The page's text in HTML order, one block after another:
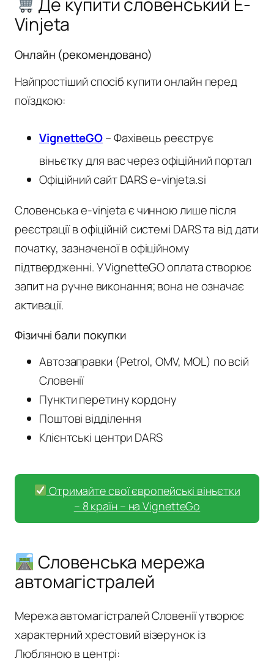
Vinjeta
Онлайн (рекомендовано)
Найпростіший спосіб купити онлайн перед
поїздкою:
VignetteGO– Фахівець реєструє
віньєтку для вас через офіційний портал
Офіційний сайт DARS e-vinjeta.si
Словенська e-vinjeta є чинною лише після
реєстрації в офіційній системі DARS та від дати
початку, зазначеної в офіційному
підтвердженні. У VignetteGO оплата створює
запит на ручне виконання; вона не означає
активації.
Фізичні бали покупки
Автозаправки (Petrol, OMV, MOL) по всій
Словенії
Пункти перетину кордону
Поштові відділення
Клієнтські центри DARS
Отримайте свої європейські віньєтки
– 8 країн – на VignetteGo
Словенська мережа
автомагістралей
Мережа автомагістралей Словенії утворює
характерний хрестовий візерунок із
Любляною в центрі: